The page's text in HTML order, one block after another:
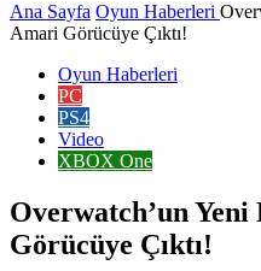
Ana Sayfa Oyun Haberleri
Amari Görücüye Çıktı!
Oyun Haberleri
PC
PS4
Video
XBOX One
Overwatch’un
Görücüye Çıktı!